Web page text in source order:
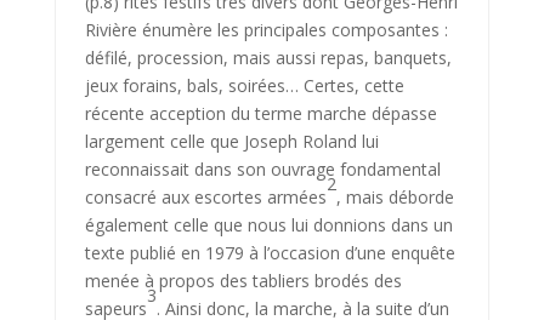
Rivière énumère les princi­pales composantes :
défilé, procession, mais aussi repas, banquets,
jeux forains, bals, soirées… Certes, cette
récente acception du terme marche dépasse
largement celle que Joseph Roland lui
reconnaissait dans son ouvrage fondamental
consacré aux escortes armées
2
, mais déborde
égale­ment celle que nous lui donnions dans un
texte publié en 1979 à l’occasion d’une enquête
menée à propos des tabliers brodés des
sapeurs
3
. Ainsi donc, la marche, à la suite d’un